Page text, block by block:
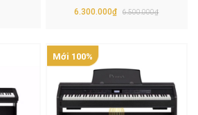
6.300.000₫ 6.500.000₫
Mới 100%